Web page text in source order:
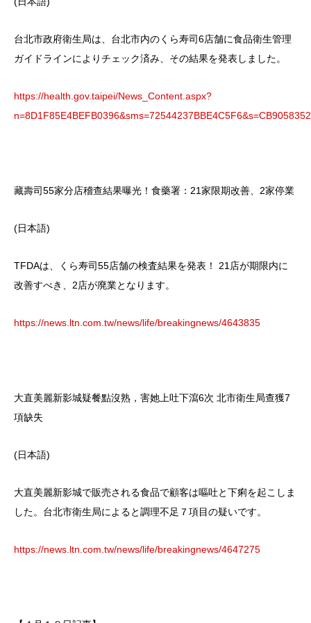
台北市政府衛生局は、台北市内のくら寿司6店舗に食品衛生管理
ガイドラインによりチェック済み、その結果を発表しました。
https://health.gov.taipei/News_Content.aspx?
藏壽司55家分店稽查結果曝光！食藥署：21家限期改善、2家停業
(日本語)
TFDAは、くら寿司55店舗の検査結果を発表！ 21店が期限内に
改善すべき、2店が廃業となります。
https://news.ltn.com.tw/news/life/breakingnews/4643835
大直美麗新影城疑餐點沒熟，害她上吐下瀉6次 北市衛生局查獲7
項缺失
(日本語)
大直美麗新影城で販売される食品で顧客は嘔吐と下痢を起こしま
した。台北市衛生局によると調理不足７項目の疑いです。
https://news.ltn.com.tw/news/life/breakingnews/4647275